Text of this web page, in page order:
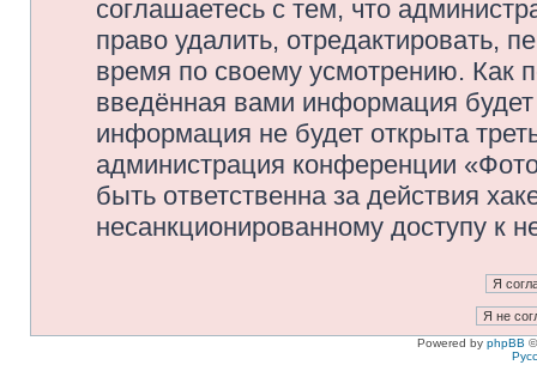
соглашаетесь с тем, что
право удалить, отредактировать,
время по своему усмотрению. Как
введённая вами информация
информация не будет открыта
администрация конференции
быть ответственна за действия
несанкционированному доступу к
Powered by phpBB